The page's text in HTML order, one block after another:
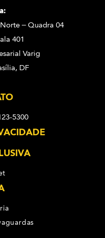
– Quadra 04
401
Varig
DF
5300